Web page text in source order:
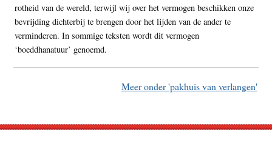
rotheid van de wereld, terwijl wij over het vermogen beschikken onze
bevrijding dichterbij te brengen door het lijden van de ander te
verminderen. In sommige teksten wordt dit vermogen
‘boeddhanatuur’ genoemd.
Meer onder 'pakhuis van verlangen'